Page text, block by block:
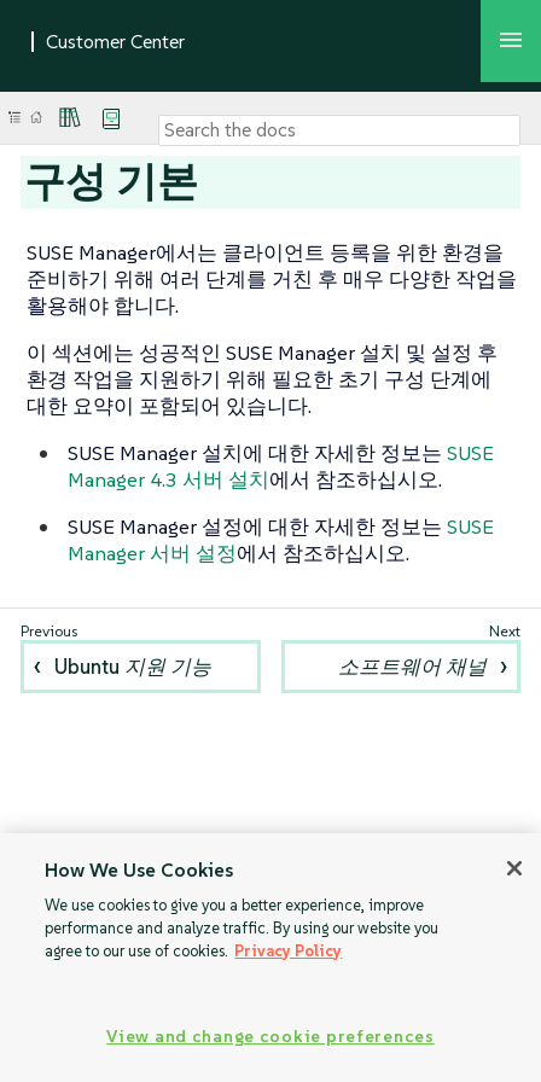
구성 기본
SUSE Manager에서는 클라이언트 등록을 위한 환경을
준비하기 위해 여러 단계를 거친 후 매우 다양한 작업을
활용해야 합니다.
이 섹션에는 성공적인 SUSE Manager 설치 및 설정 후
환경 작업을 지원하기 위해 필요한 초기 구성 단계에
대한 요약이 포함되어 있습니다.
SUSE Manager 설치에 대한 자세한 정보는 SUSE
Manager 4.3 서버 설치에서 참조하십시오.
SUSE Manager 설정에 대한 자세한 정보는 SUSE
Manager 서버 설정에서 참조하십시오.
Ubuntu 지원 기능 소프트웨어 채널
How We Use Cookies
We use cookies to give you a better experience, improve
performance and analyze traffic. By using our website you
agree to our use of cookies. Privacy Policy
View and change cookie preferences